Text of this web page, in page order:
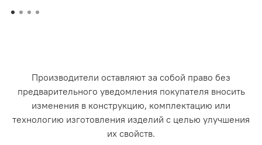
Производители оставляют за собой право без
предварительного уведомления покупателя вносить
изменения в конструкцию, комплектацию или
технологию изготовления изделий с целью улучшения
их свойств.